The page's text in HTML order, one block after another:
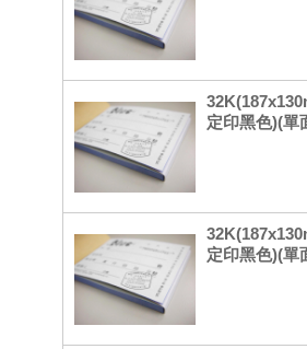
定印黑色)(單
定印黑色)(單